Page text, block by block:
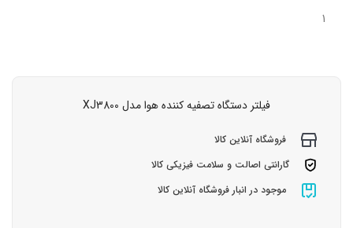
1
فیلتر دستگاه تصفیه کننده هوا مدل XJ3800
فروشگاه آنلاین کالا
گارانتی اصالت و سلامت فیزیکی کالا
موجود در انبار فروشگاه آنلاین کالا